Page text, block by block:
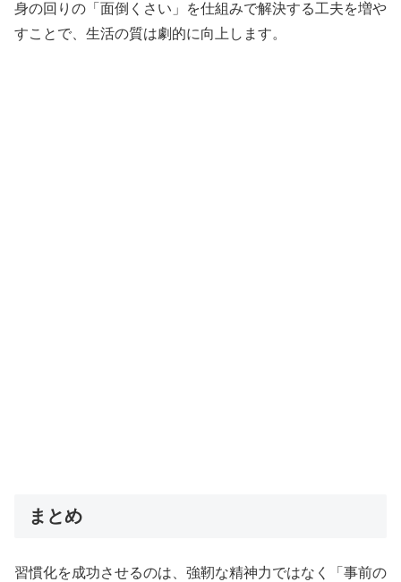
身の回りの「面倒くさい」を仕組みで解決する工夫を増や
すことで、生活の質は劇的に向上します。
まとめ
習慣化を成功させるのは、強靭な精神力ではなく「事前の